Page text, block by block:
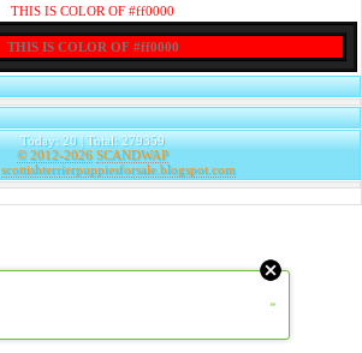
THIS IS COLOR OF #ff0000
THIS IS COLOR OF #ff0000
Today: 20 | Total: 279359
© 2012-2026 SCANDWAP
scottishterrierpuppiesforsale.blogspot.com
»